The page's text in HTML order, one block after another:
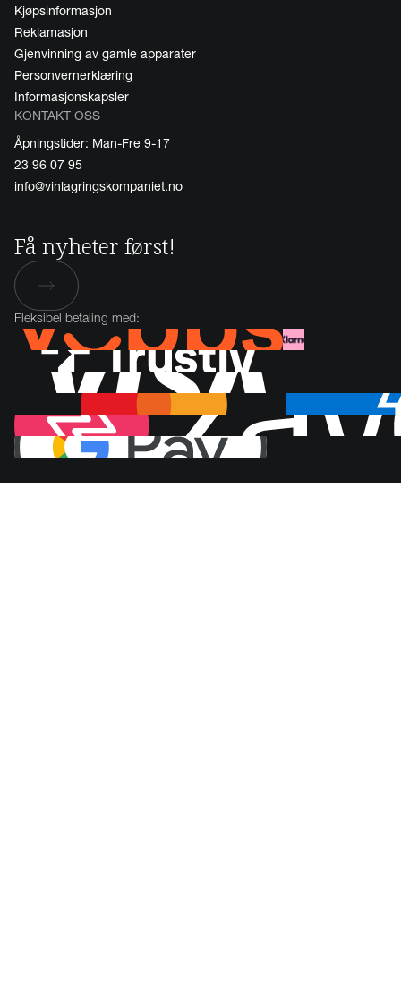
Kjøpsinformasjon
Reklamasjon
Gjenvinning av gamle apparater
Personvernerklæring
Informasjonskapsler
KONTAKT OSS
Åpningstider: Man-Fre 9-17
23 96 07 95
info@vinlagringskompaniet.no
Få nyheter først!
Fleksibel betaling med: